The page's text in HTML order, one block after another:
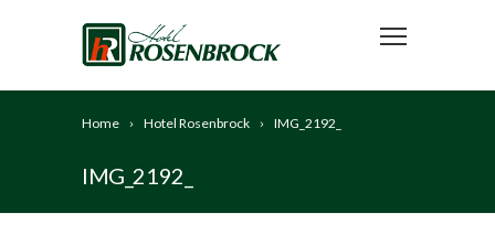
Home Hotel Rosenbrock IMG_2192_
IMG_2192_